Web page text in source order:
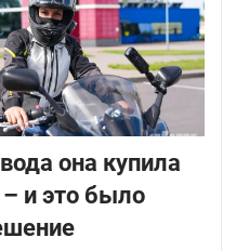
она купила
и это было